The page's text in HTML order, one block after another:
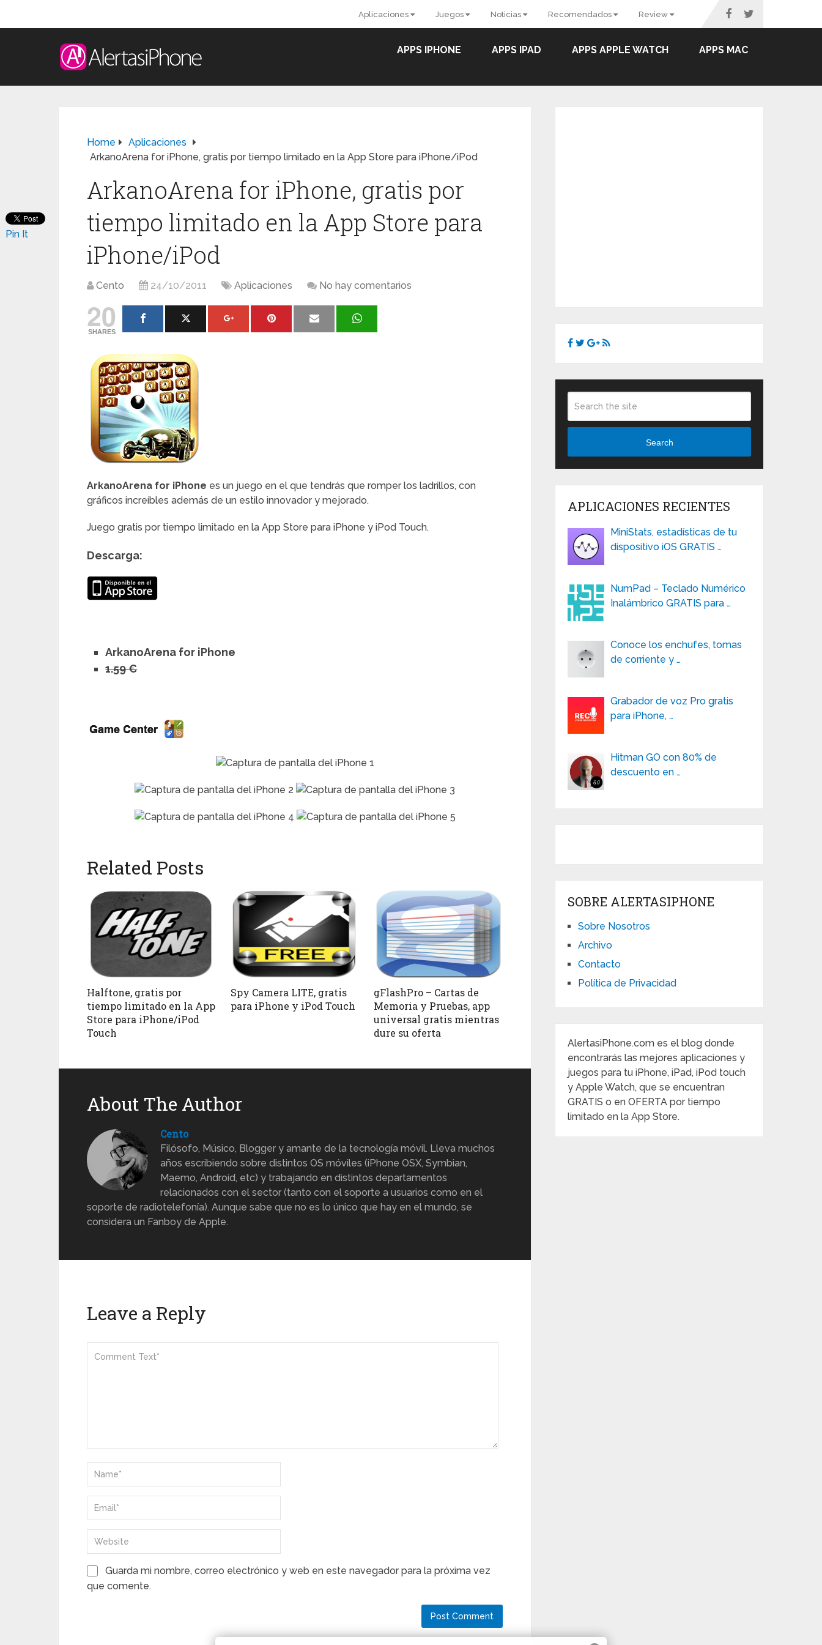
Aplicaciones Juegos Noticias Recomendados Review
APPS IPHONE APPS IPAD APPS APPLE WATCH APPS MAC
Home
Aplicaciones
ArkanoArena for iPhone, gratis por tiempo limitado en la App Store para iPhone/iPod
ArkanoArena for iPhone, gratis por
tiempo limitado en la App Store para
iPhone/iPod
Cento 24/10/2011 Aplicaciones No hay comentarios
20
SHARES
ArkanoArena for iPhone es un juego en el que tendrás que romper los ladrillos, con
gráficos increíbles además de un estilo innovador y mejorado.
Juego gratis por tiempo limitado en la App Store para iPhone y iPod Touch.
Descarga:
ArkanoArena for iPhone
1.59 €
Pin It
Related Posts
Halftone, gratis por
tiempo limitado en la App
Store para iPhone/iPod
Touch
Spy Camera LITE, gratis
para iPhone y iPod Touch
gFlashPro – Cartas de
Memoria y Pruebas, app
universal gratis mientras
dure su oferta
About The Author
Cento
Filósofo, Músico, Blogger y amante de la tecnología móvil. Lleva muchos
años escribiendo sobre distintos OS móviles (iPhone OSX, Symbian,
Maemo, Android, etc) y trabajando en distintos departamentos
relacionados con el sector (tanto con el soporte a usuarios como en el
soporte de radiotelefonía). Aunque sabe que no es lo único que hay en el mundo, se
considera un Fanboy de Apple.
Leave a Reply
Guarda mi nombre, correo electrónico y web en este navegador para la próxima vez
que comente.
Search
APLICACIONES RECIENTES
MiniStats, estadísticas de tu
dispositivo iOS GRATIS …
NumPad – Teclado Numérico
Inalámbrico GRATIS para …
Conoce los enchufes, tomas
de corriente y …
Grabador de voz Pro gratis
para iPhone, …
Hitman GO con 80% de
descuento en …
SOBRE ALERTASIPHONE
Sobre Nosotros
Archivo
Contacto
Política de Privacidad
AlertasiPhone.com es el blog donde
encontrarás las mejores aplicaciones y
juegos para tu iPhone, iPad, iPod touch
y Apple Watch, que se encuentran
GRATIS o en OFERTA por tiempo
limitado en la App Store.